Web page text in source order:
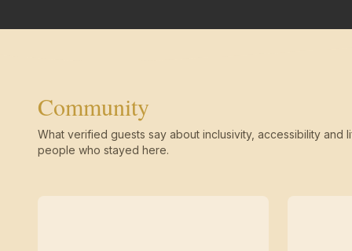
Community
What verified guests say about inclusivity, accessibility and
people who stayed here.